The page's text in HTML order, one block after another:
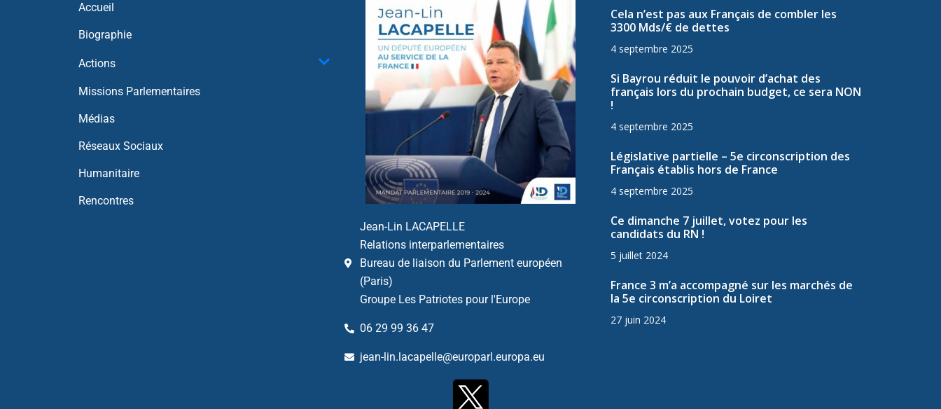
Accueil
Biographie
Actions
Missions Parlementaires
Médias
Réseaux Sociaux
Humanitaire
Rencontres
Jean-Lin LACAPELLE
Relations interparlementaires
Bureau de liaison du Parlement européen
(Paris)
Groupe Les Patriotes pour l'Europe
06 29 99 36 47
jean-lin.lacapelle@europarl.europa.eu
Cela n’est pas aux Français de combler les
3300 Mds/€ de dettes
4 septembre 2025
Si Bayrou réduit le pouvoir d’achat des
français lors du prochain budget, ce sera NON
!
4 septembre 2025
Législative partielle – 5e circonscription des
Français établis hors de France
4 septembre 2025
Ce dimanche 7 juillet, votez pour les
candidats du RN !
5 juillet 2024
France 3 m’a accompagné sur les marchés de
la 5e circonscription du Loiret
27 juin 2024